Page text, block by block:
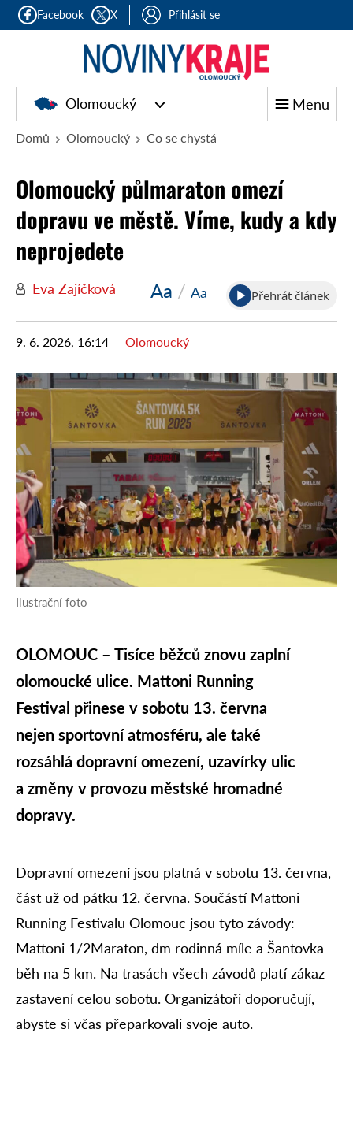
Facebook X Přihlásit se
Olomoucký Menu
Domů Olomoucký Co se chystá
Olomoucký půlmaraton omezí
dopravu ve městě. Víme, kudy a kdy
neprojedete
Eva Zajíčková Aa / Aa Přehrát článek
9. 6. 2026, 16:14 Olomoucký
Ilustrační foto
OLOMOUC – Tisíce běžců znovu zaplní
olomoucké ulice. Mattoni Running
Festival přinese v sobotu 13. června
nejen sportovní atmosféru, ale také
rozsáhlá dopravní omezení, uzavírky ulic
a změny v provozu městské hromadné
dopravy.
Dopravní omezení jsou platná v sobotu 13. června,
část už od pátku 12. června. Součástí Mattoni
Running Festivalu Olomouc jsou tyto závody:
Mattoni 1/2Maraton, dm rodinná míle a Šantovka
běh na 5 km. Na trasách všech závodů platí zákaz
zastavení celou sobotu. Organizátoři doporučují,
abyste si včas přeparkovali svoje auto.